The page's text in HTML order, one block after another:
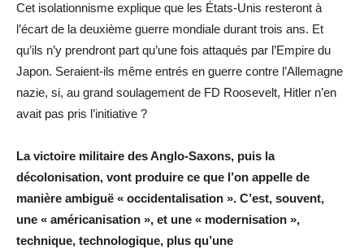
Cet isolationnisme explique que les États-Unis resteront à
l’écart de la deuxième guerre mondiale durant trois ans. Et
qu’ils n’y prendront part qu’une fois attaqués par l’Empire du
Japon. Seraient-ils même entrés en guerre contre l’Allemagne
nazie, si, au grand soulagement de FD Roosevelt, Hitler n’en
avait pas pris l’initiative ?
La victoire militaire des Anglo-Saxons, puis la
décolonisation, vont produire ce que l’on appelle de
manière ambiguë « occidentalisation ». C’est, souvent,
une « américanisation », et une « modernisation »,
technique, technologique, plus qu’une